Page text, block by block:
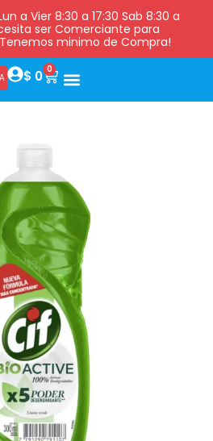
a Vier 8:30 a 17:30 Sab 8:30 a
ser Comerciante para
minimo de Compra!
$ 0 0